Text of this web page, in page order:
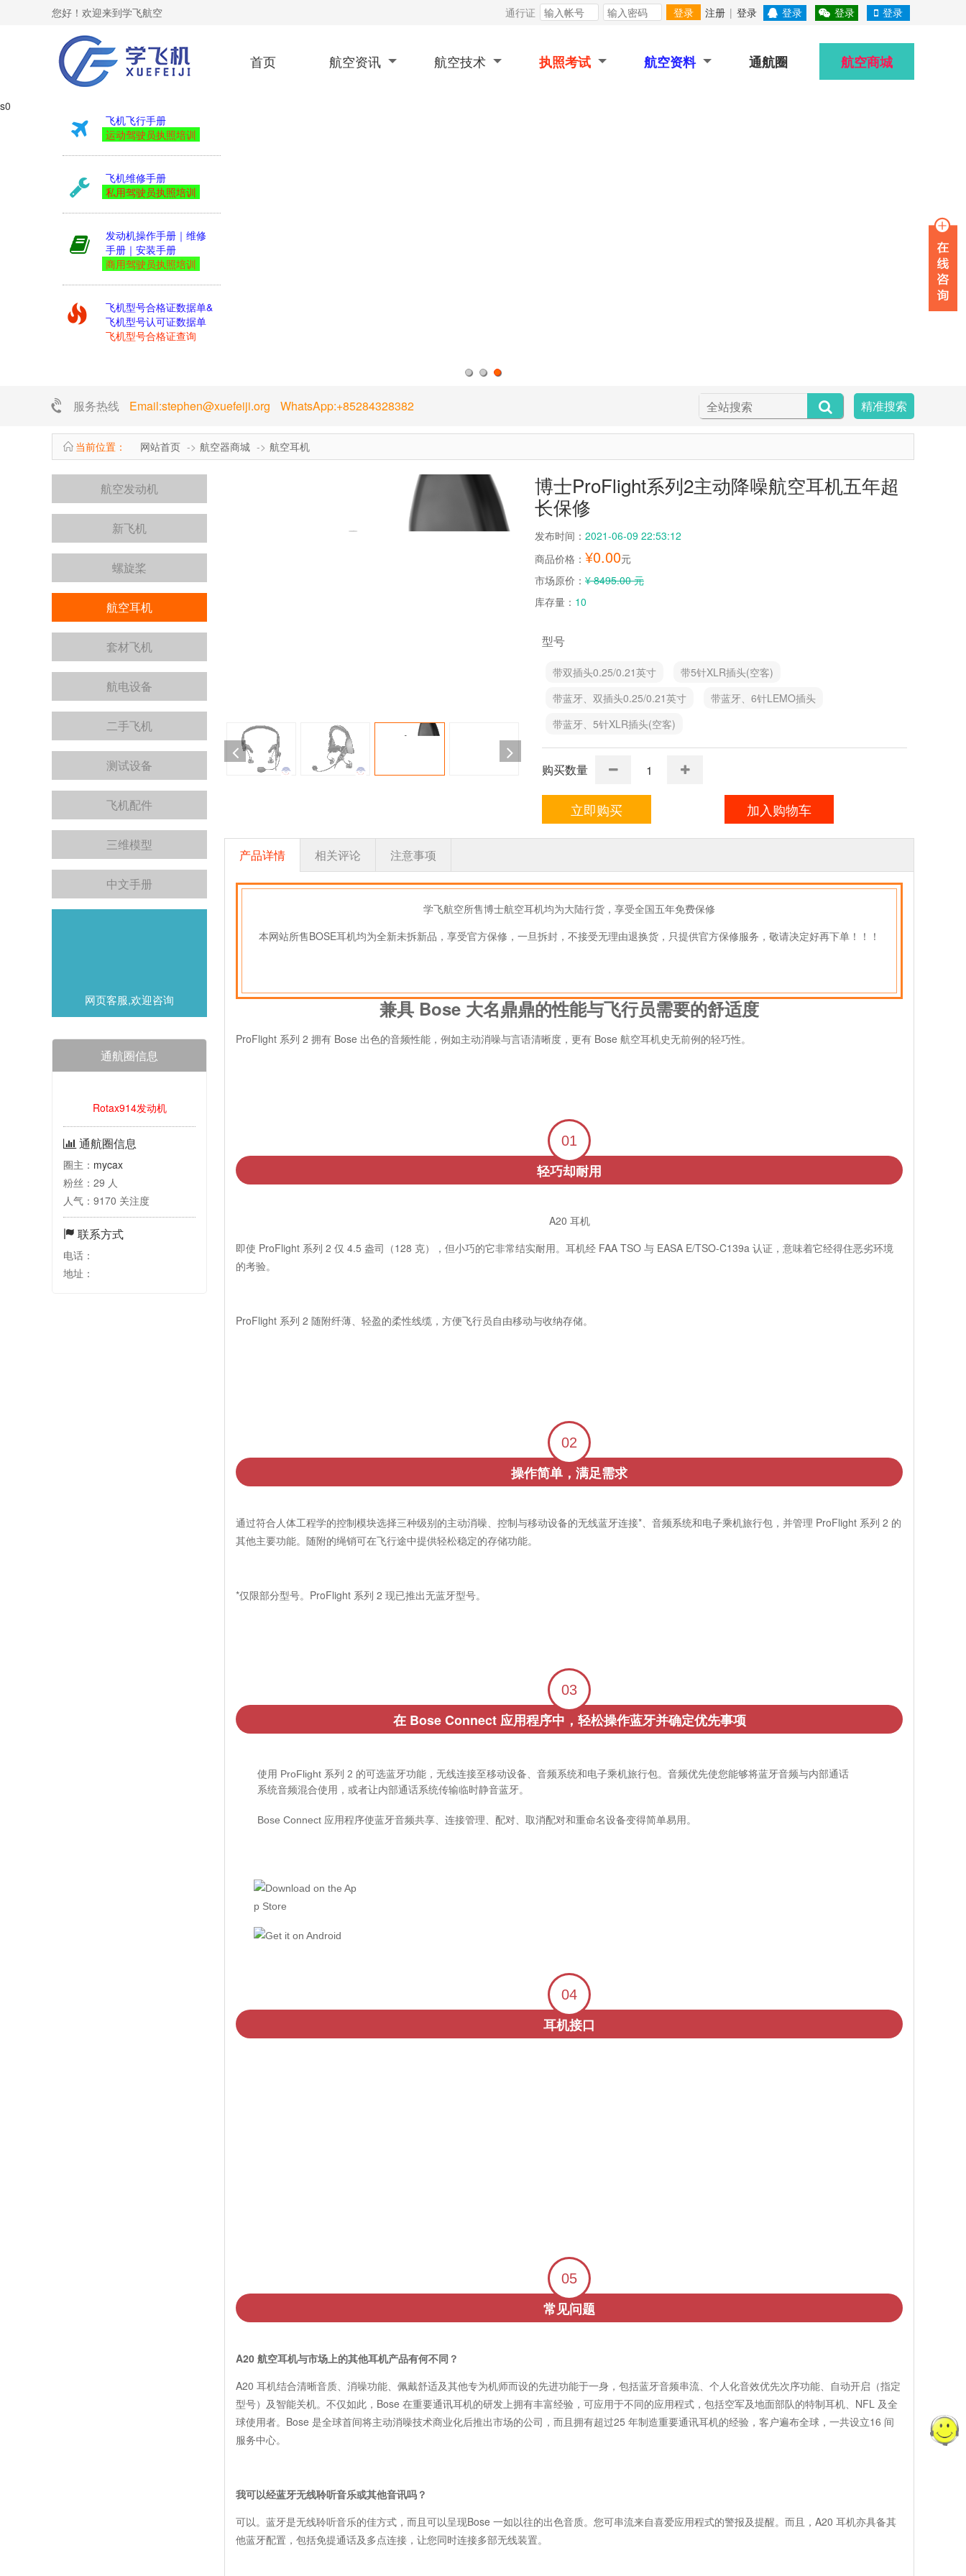
您好！欢迎来到学飞航空 通行证 登录 注册 | 登录 登录 登录 登录
首页 航空资讯 航空技术 执照考试 航空资料 通航圈 航空商城
s0
飞机飞行手册
运动驾驶员执照培训
飞机维修手册
私用驾驶员执照培训
发动机操作手册｜维修
手册｜安装手册
商用驾驶员执照培训
飞机型号合格证数据单&
飞机型号认可证数据单
飞机型号合格证查询
服务热线 Email:stephen@xuefeiji.org WhatsApp:+85284328382 精准搜索
当前位置： 网站首页 航空器商城 航空耳机
航空发动机
新飞机
螺旋桨
航空耳机
套材飞机
航电设备
二手飞机
测试设备
飞机配件
三维模型
中文手册
网页客服,欢迎咨询
通航圈信息
Rotax914发动机
通航圈信息
圈主： mycax
粉丝：29 人
人气：9170 关注度
联系方式
电话：
地址：
博士ProFlight系列2主动降噪航空耳机五年超
长保修
发布时间： 2021-06-09 22:53:12
商品价格： ¥0.00元
市场原价： ¥ 8495.00 元
库存量： 10
型号
带双插头0.25/0.21英寸
带5针XLR插头(空客)
带蓝牙、双插头0.25/0.21英寸
带蓝牙、6针LEMO插头
带蓝牙、5针XLR插头(空客)
购买数量
立即购买 加入购物车
产品详情 相关评论 注意事项
学飞航空所售博士航空耳机均为大陆行货，享受全国五年免费保修
本网站所售BOSE耳机均为全新未拆新品，享受官方保修，一旦拆封，不接受无理由退换货，只提供官方保修服务，敬请决定好再下单！！！
兼具 Bose 大名鼎鼎的性能与飞行员需要的舒适度
ProFlight 系列 2 拥有 Bose 出色的音频性能，例如主动消噪与言语清晰度，更有 Bose 航空耳机史无前例的轻巧性。
01
轻巧却耐用
A20 耳机
即使 ProFlight 系列 2 仅 4.5 盎司（128 克），但小巧的它非常结实耐用。耳机经 FAA TSO 与 EASA E/TSO-C139a 认证，意味着它经得住恶劣环境
的考验。
ProFlight 系列 2 随附纤薄、轻盈的柔性线缆，方便飞行员自由移动与收纳存储。
02
操作简单，满足需求
通过符合人体工程学的控制模块选择三种级别的主动消噪、控制与移动设备的无线蓝牙连接*、音频系统和电子乘机旅行包，并管理 ProFlight 系列 2 的
其他主要功能。随附的绳销可在飞行途中提供轻松稳定的存储功能。
*仅限部分型号。ProFlight 系列 2 现已推出无蓝牙型号。
03
在 Bose Connect 应用程序中，轻松操作蓝牙并确定优先事项
使用 ProFlight 系列 2 的可选蓝牙功能，无线连接至移动设备、音频系统和电子乘机旅行包。音频优先使您能够将蓝牙音频与内部通话
系统音频混合使用，或者让内部通话系统传输临时静音蓝牙。
Bose Connect 应用程序使蓝牙音频共享、连接管理、配对、取消配对和重命名设备变得简单易用。
04
耳机接口
05
常见问题
A20 航空耳机与市场上的其他耳机产品有何不同？
A20 耳机结合清晰音质、消噪功能、佩戴舒适及其他专为机师而设的先进功能于一身，包括蓝牙音频串流、个人化音效优先次序功能、自动开启（指定
型号）及智能关机。不仅如此，Bose 在重要通讯耳机的研发上拥有丰富经验，可应用于不同的应用程式，包括空军及地面部队的特制耳机、NFL 及全
球使用者。Bose 是全球首间将主动消噪技术商业化后推出市场的公司，而且拥有超过25 年制造重要通讯耳机的经验，客户遍布全球，一共设立16 间
服务中心。
我可以经蓝牙无线聆听音乐或其他音讯吗？
可以。蓝牙是无线聆听音乐的佳方式，而且可以呈现Bose 一如以往的出色音质。您可串流来自喜爱应用程式的警报及提醒。而且，A20 耳机亦具备其
他蓝牙配置，包括免提通话及多点连接，让您同时连接多部无线装置。